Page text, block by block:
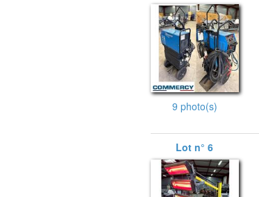
9 photo(s)
Lot n° 6